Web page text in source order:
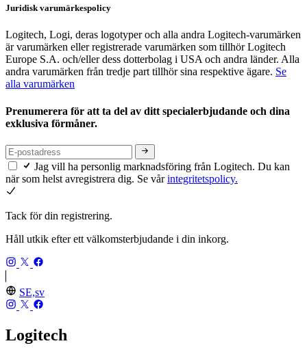
Juridisk varumärkespolicy
Logitech, Logi, deras logotyper och alla andra Logitech-varumärken
är varumärken eller registrerade varumärken som tillhör Logitech
Europe S.A. och/eller dess dotterbolag i USA och andra länder. Alla
andra varumärken från tredje part tillhör sina respektive ägare. Se
alla varumärken
Prenumerera för att ta del av ditt specialerbjudande och dina
exklusiva förmåner.
Jag vill ha personlig marknadsföring från Logitech. Du kan
när som helst avregistrera dig. Se vårintegritetspolicy.
Tack för din registrering.
Håll utkik efter ett välkomsterbjudande i din inkorg.
SE,sv
Logitech